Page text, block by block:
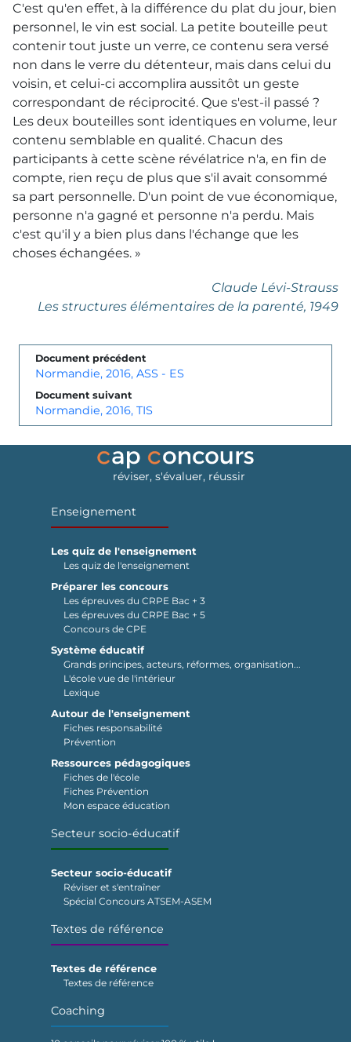
C'est qu'en effet, à la différence du plat du jour, bien
personnel, le vin est social. La petite bouteille peut
contenir tout juste un verre, ce contenu sera versé
non dans le verre du détenteur, mais dans celui du
voisin, et celui-ci accomplira aussitôt un geste
correspondant de réciprocité. Que s'est-il passé ?
Les deux bouteilles sont identiques en volume, leur
contenu semblable en qualité. Chacun des
participants à cette scène révélatrice n'a, en fin de
compte, rien reçu de plus que s'il avait consommé
sa part personnelle. D'un point de vue économique,
personne n'a gagné et personne n'a perdu. Mais
c'est qu'il y a bien plus dans l'échange que les
choses échangées. »
Claude Lévi-Strauss
Les structures élémentaires de la parenté, 1949
Document précédent
Normandie, 2016, ASS - ES
Document suivant
Normandie, 2016, TIS
réviser, s'évaluer, réussir
Enseignement
Les quiz de l'enseignement
Les quiz de l'enseignement
Préparer les concours
Les épreuves du CRPE Bac + 3
Les épreuves du CRPE Bac + 5
Concours de CPE
Système éducatif
Grands principes, acteurs, réformes, organisation...
L'école vue de l'intérieur
Lexique
Autour de l'enseignement
Fiches responsabilité
Prévention
Ressources pédagogiques
Fiches de l'école
Fiches Prévention
Mon espace éducation
Secteur socio-éducatif
Secteur socio-éducatif
Réviser et s'entraîner
Spécial Concours ATSEM-ASEM
Textes de référence
Textes de référence
Textes de référence
Coaching